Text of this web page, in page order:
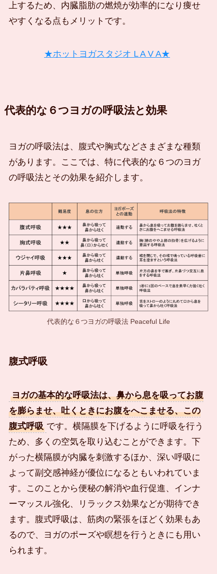
上するため、内臓脂肪の燃焼が効率的になり痩せ
やすくなる点もメリットです。
★ホットヨガスタジオ L A V A★
代表的な６つヨガの呼吸法と効果
ヨガの呼吸法は、腹式や胸式などさまざまな種類
があります。ここでは、特に代表的な６つのヨガ
の呼吸法とその効果を紹介します。
代表的な６つヨガの呼吸法 Peaceful Life
腹式呼吸
ヨガの基本的な呼吸法は、鼻から息を吸ってお腹
を膨らませ、吐くときにお腹をへこませる、この
腹式呼吸 です。横隔膜を下げるように呼吸を行う
ため、多くの空気を取り込むことができます。下
がった横隔膜が内臓を刺激するほか、深い呼吸に
よって副交感神経が優位になるともいわれていま
す。このことから便秘の解消や血行促進、インナ
ーマッスル強化、リラックス効果などが期待でき
ます。腹式呼吸は、筋肉の緊張をほどく効果もあ
るので、ヨガのポーズや瞑想を行うときにも用い
られます。